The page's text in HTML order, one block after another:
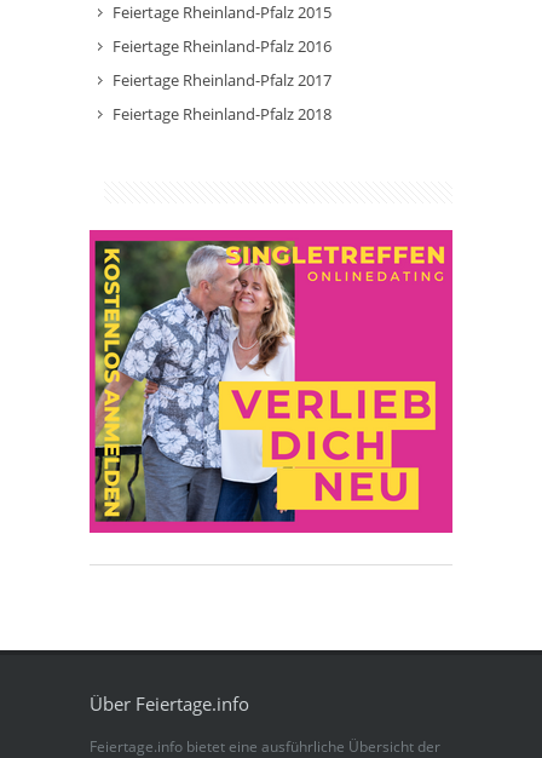
Feiertage Rheinland-Pfalz 2015
Feiertage Rheinland-Pfalz 2016
Feiertage Rheinland-Pfalz 2017
Feiertage Rheinland-Pfalz 2018
Über Feiertage.info
Feiertage.info bietet eine ausführliche Übersicht der